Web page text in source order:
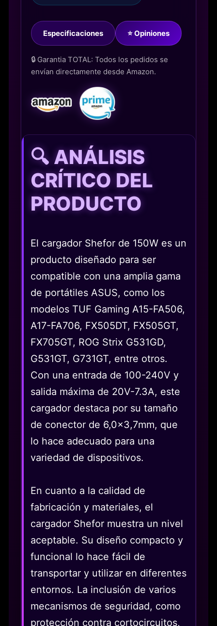
Especificaciones ⭐ Opiniones
🔒 Garantia TOTAL: Todos los pedidos se
envían directamente desde Amazon.
🔍 ANÁLISIS
CRÍTICO DEL
PRODUCTO
El cargador Shefor de 150W es un
producto diseñado para ser
compatible con una amplia gama
de portátiles ASUS, como los
modelos TUF Gaming A15-FA506,
A17-FA706, FX505DT, FX505GT,
FX705GT, ROG Strix G531GD,
G531GT, G731GT, entre otros.
Con una entrada de 100-240V y
salida máxima de 20V-7.3A, este
cargador destaca por su tamaño
de conector de 6,0x3,7mm, que
lo hace adecuado para una
variedad de dispositivos.
En cuanto a la calidad de
fabricación y materiales, el
cargador Shefor muestra un nivel
aceptable. Su diseño compacto y
funcional lo hace fácil de
transportar y utilizar en diferentes
entornos. La inclusión de varios
mecanismos de seguridad, como
protección contra cortocircuitos,